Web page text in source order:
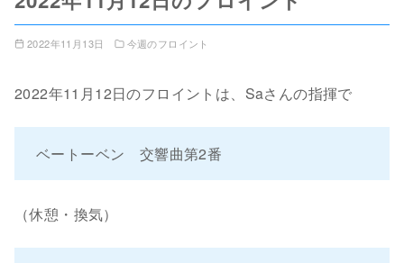
2022年11月13日 今週のフロイント
2022年11月12日のフロイントは、Saさんの指揮で
ベートーベン 交響曲第2番
（休憩・換気）